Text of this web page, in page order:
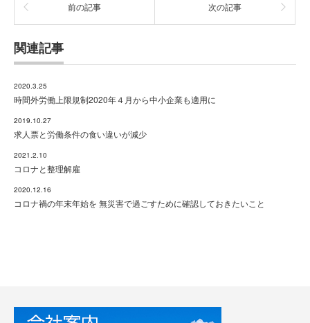
前の記事 次の記事
関連記事
2020.3.25
時間外労働上限規制2020年４月から中小企業も適用に
2019.10.27
求人票と労働条件の食い違いが減少
2021.2.10
コロナと整理解雇
2020.12.16
コロナ禍の年末年始を 無災害で過ごすために確認しておきたいこと